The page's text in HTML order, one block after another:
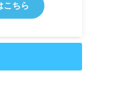
こちら